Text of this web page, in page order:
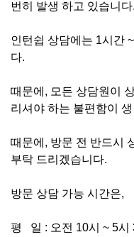
번히 발생 하고 있습니다.
인턴쉽 상담에는 1시간
다.
때문에, 모든 상담원이
리셔야 하는 불편함이
때문에, 방문 전 반드시
부탁 드리겠습니다.
방문 상담 가능 시간은,
평 일 : 오전 10시 ~ 5시